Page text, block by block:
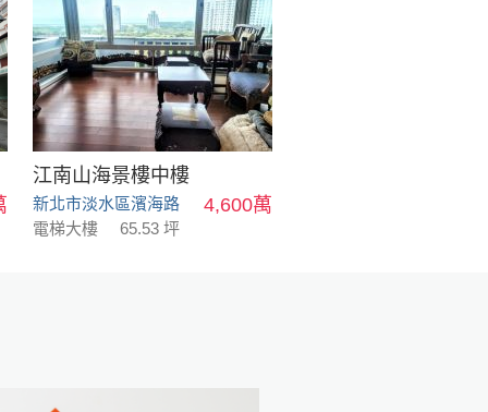
江南山海景樓中樓
新北市淡水區濱海路 4,600萬
電梯大樓 65.53 坪